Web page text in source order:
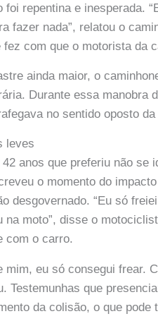
foi repentina e inesperada.
fazer nada”, relatou o
com que o motorista da
ainda maior, o
Durante essa manobra
no sentido oposto da
leves
anos que preferiu não se
o momento do
desgovernado. “Eu só
na moto”, disse o
com o carro.
mim, eu só consegui frear.
Testemunhas que
da colisão, o que